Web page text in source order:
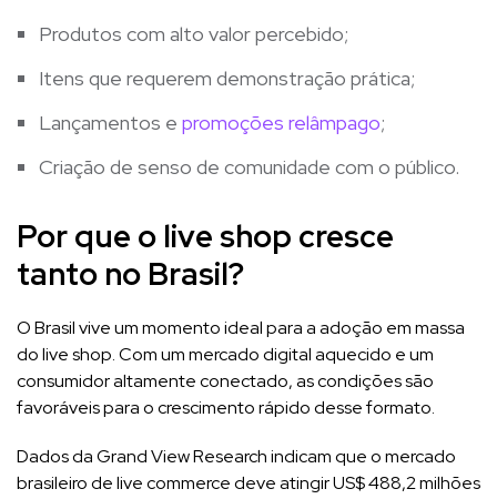
Produtos com alto valor percebido;
Itens que requerem demonstração prática;
Lançamentos e promoções relâmpago;
Criação de senso de comunidade com o público.
Por que o live shop cresce
tanto no Brasil?
O Brasil vive um momento ideal para a adoção em massa
do live shop. Com um mercado digital aquecido e um
consumidor altamente conectado, as condições são
favoráveis para o crescimento rápido desse formato.
Dados da Grand View Research indicam que o mercado
brasileiro de live commerce deve atingir US$ 488,2 milhões